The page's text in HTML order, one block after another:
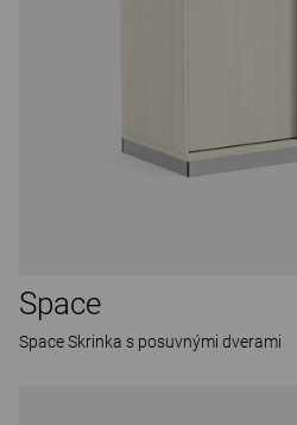
Space
Space Skrinka s posuvnými dverami